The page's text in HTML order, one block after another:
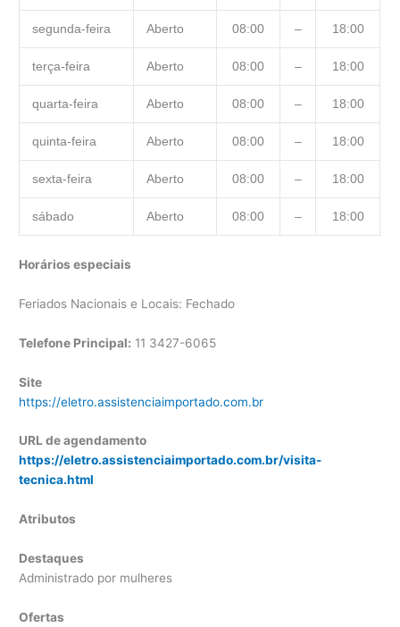
segunda-feira Aberto 08:00 – 18:00
terça-feira Aberto 08:00 – 18:00
quarta-feira Aberto 08:00 – 18:00
quinta-feira Aberto 08:00 – 18:00
sexta-feira Aberto 08:00 – 18:00
sábado Aberto 08:00 – 18:00
Horários especiais
Feriados Nacionais e Locais: Fechado
Telefone Principal: 11 3427-6065
Site
https://eletro.assistenciaimportado.com.br
URL de agendamento
https://eletro.assistenciaimportado.com.br/visita-
tecnica.html
Atributos
Destaques
Administrado por mulheres
Ofertas